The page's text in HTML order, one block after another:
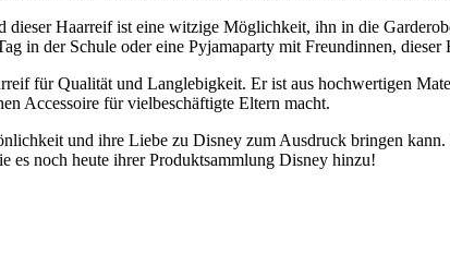
Haarreif ist eine witzige Möglichkeit, ihn in die
in der Schule oder eine Pyjamaparty mit Freundinnen,
für Qualität und Langlebigkeit. Er ist aus hochwertigen
Accessoire für vielbeschäftigte Eltern macht.
und ihre Liebe zu Disney zum Ausdruck bringen
es noch heute ihrer Produktsammlung Disney hinzu!